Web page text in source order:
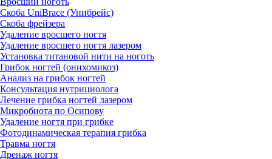
Скоба UniBrace (Унибрейс)
Скоба фрейзера
Удаление вросшего ногтя
Удаление вросшего ногтя лазером
Установка титановой нити на ноготь
Грибок ногтей (онихомикоз)
Анализ на грибок ногтей
Консультация нутрициолога
Лечение грибка ногтей лазером
Микробиота по Осипову
Удаление ногтя при грибке
Фотодинамическая терапия грибка
Травма ногтя
Дренаж ногтя